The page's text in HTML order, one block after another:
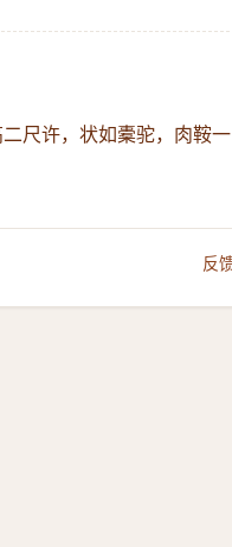
二尺许，状如橐驼，肉鞍一
反